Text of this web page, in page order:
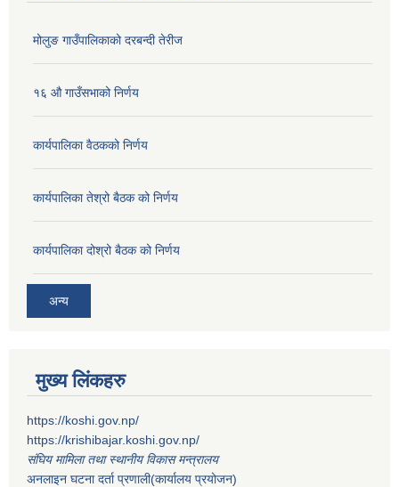
मोलुङ गाउँपालिकाको दरबन्दी तेरीज
१६ औ गाउँसभाको निर्णय
कार्यपालिका वैठकको निर्णय
कार्यपालिका तेश्रो बैठक को निर्णय
कार्यपालिका दोश्रो बैठक को निर्णय
अन्य
मुख्य लिंकहरु
https://koshi.gov.np/
https://krishibajar.koshi.gov.np/
संघिय मामिला तथा स्थानीय विकास मन्त्रालय
अनलाइन घटना दर्ता प्रणाली(कार्यालय प्रयोजन)